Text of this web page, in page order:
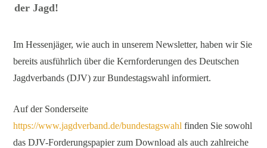
der Jagd!
Im Hessenjäger, wie auch in unserem Newsletter, haben wir Sie
bereits ausführlich über die Kernforderungen des Deutschen
Jagdverbands (DJV) zur Bundestagswahl informiert.
Auf der Sonderseite
https://www.jagdverband.de/bundestagswahl finden Sie sowohl
das DJV-Forderungspapier zum Download als auch zahlreiche